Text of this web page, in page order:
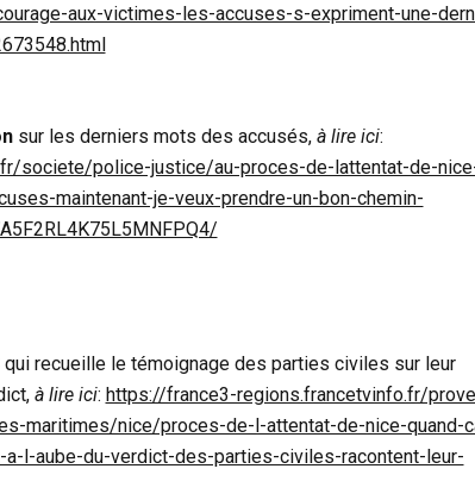
aux-victimes-les-accuses-s-expriment-une-
sur les derniers mots des accusés, à lire ici:
societe/police-justice/au-proces-de-lattentat-de-
maintenant-je-veux-prendre-un-bon-chemin-
qui recueille le témoignage des parties civiles sur leur
à lire ici: https://france3-regions.francetvinfo.fr/
maritimes/nice/proces-de-l-attentat-de-nice-quand-
l-aube-du-verdict-des-parties-civiles-racontent-leur-